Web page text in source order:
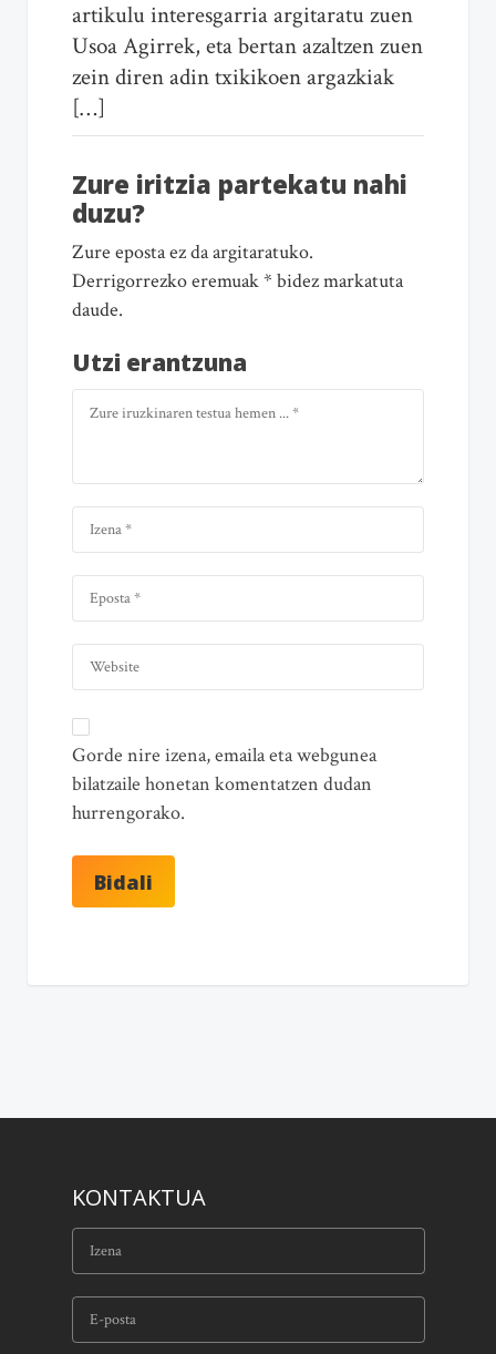
artikulu interesgarria argitaratu zuen
Usoa Agirrek, eta bertan azaltzen zuen
zein diren adin txikikoen argazkiak
[…]
Zure iritzia partekatu nahi
duzu?
Zure eposta ez da argitaratuko.
Derrigorrezko eremuak * bidez markatuta
daude.
Utzi erantzuna
Gorde nire izena, emaila eta webgunea
bilatzaile honetan komentatzen dudan
hurrengorako.
KONTAKTUA